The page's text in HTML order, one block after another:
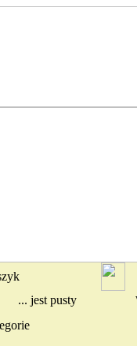
... jest pusty